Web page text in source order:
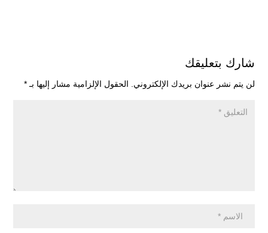
شارك بتعليقك
لن يتم نشر عنوان بريدك الإلكتروني. الحقول الإلزامية مشار إليها بـ *